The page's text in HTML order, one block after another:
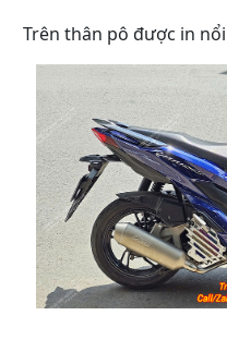
Trên thân pô được in